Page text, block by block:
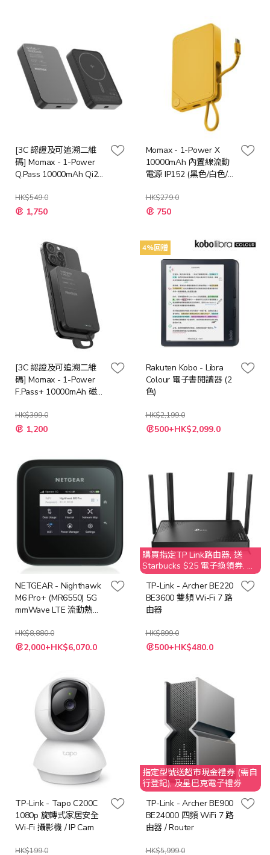
[3C 認證及可追溯二維
碼] Momax - 1-Power
Q.Pass 10000mAh Qi2
二代 [多種顏色]
HK$549.0
1,750
Momax - 1-Power X
10000mAh 內置線流動
電源 IP152 (黑色/白色/
HK$279.0
750
[3C 認證及可追溯二維
碼] Momax - 1-Power
F.Pass+ 10000mAh 磁吸
色]
HK$399.0
1,200
4%回贈
Rakuten Kobo - Libra
Colour 電子書閱讀器 (2
色)
HK$2,199.0
500+HK$2,099.0
NETGEAR - Nighthawk
M6 Pro+ (MR6550) 5G
mmWave LTE 流動熱點
(MR6550)
HK$8,880.0
特
殊 2,000+HK$6,070.0
購買指定TP Link路由器, 送
Starbucks $25 電子換領券. 不
接受取消訂單；客人需要退還
贈品 Starbucks $25 之價值
TP-Link - Archer BE220
BE3600 雙頻 Wi-Fi 7 路
由器
HK$899.0
特
殊 500+HK$480.0
TP-Link - Tapo C200C
1080p 旋轉式家居安全
Wi-Fi 攝影機 / IP Cam
HK$199.0
指定型號送超市現金禮券 (需自
行登記), 及星巴克電子禮劵
TP-Link - Archer BE900
BE24000 四頻 WiFi 7 路
由器 / Router
HK$5,999.0